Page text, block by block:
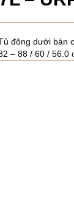
đông dưới bàn
– 88 / 60 / 56.0